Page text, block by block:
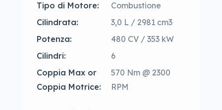
Tipo di Motore:
Combustione
Cilindrata:
3,0 L / 2981 cm3
Potenza:
480 CV / 353 kW
Cilindri:
6
Coppia Max or
Coppia Motrice:
570 Nm @ 2300
RPM